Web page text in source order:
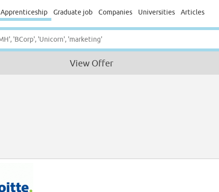
Apprenticeship Graduate job Companies Universities Articles
View Offer